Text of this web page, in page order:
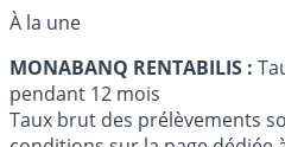
À la une
MONABANQ RENTABILIS :
pendant 12 mois
Taux brut des prélèvements